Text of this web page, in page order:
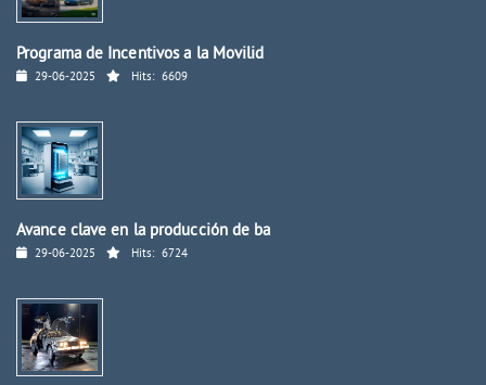
Programa de Incentivos a la Movilid
29-06-2025 Hits: 6609
Avance clave en la producción de ba
29-06-2025 Hits: 6724